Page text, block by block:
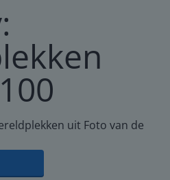
uit Foto van de